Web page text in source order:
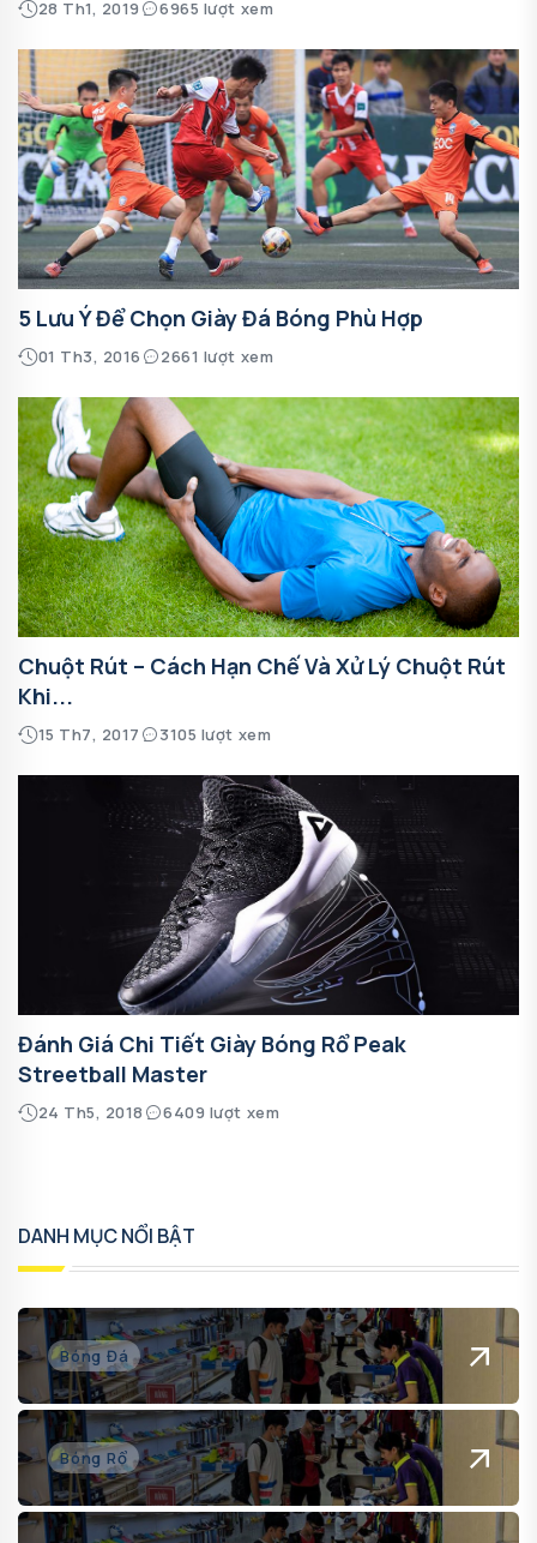
28 Th1, 2019 6965 lượt xem
5 Lưu Ý Để Chọn Giày Đá Bóng Phù Hợp
01 Th3, 2016 2661 lượt xem
Chuột Rút – Cách Hạn Chế Và Xử Lý Chuột Rút
Khi...
15 Th7, 2017 3105 lượt xem
Đánh Giá Chi Tiết Giày Bóng Rổ Peak
Streetball Master
24 Th5, 2018 6409 lượt xem
DANH MỤC NỔI BẬT
Bóng Đá
Bóng Rổ